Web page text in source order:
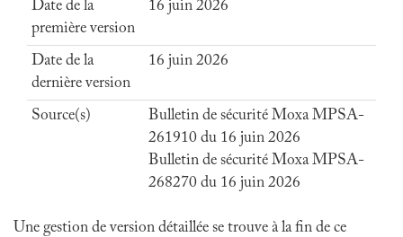
Date de la
première version
16 juin 2026
Date de la
dernière version
16 juin 2026
Source(s)
Bulletin de sécurité Moxa MPSA-
261910 du 16 juin 2026
Bulletin de sécurité Moxa MPSA-
268270 du 16 juin 2026
Une gestion de version détaillée se trouve à la fin de ce